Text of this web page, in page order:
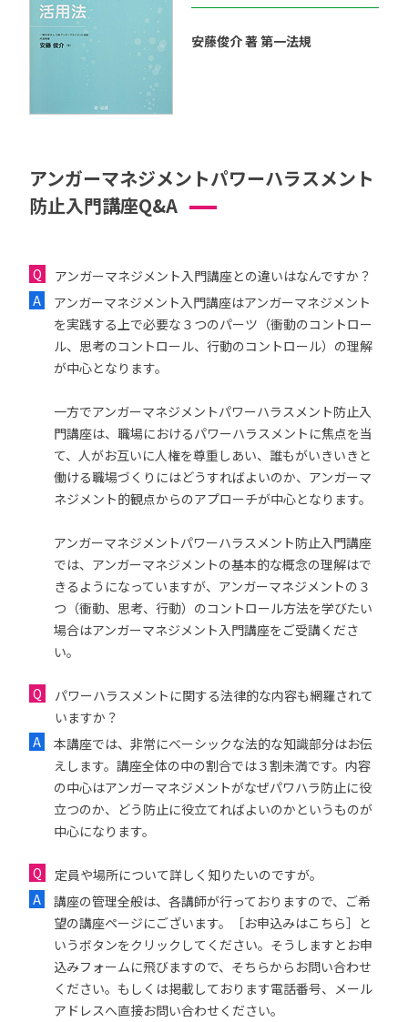
安藤俊介 著 第一法規
アンガーマネジメントパワーハラスメント
防止入門講座Q&A
アンガーマネジメント入門講座との違いはなんですか？
アンガーマネジメント入門講座はアンガーマネジメント
を実践する上で必要な３つのパーツ（衝動のコントロー
ル、思考のコントロール、行動のコントロール）の理解
が中心となります。
一方でアンガーマネジメントパワーハラスメント防止入
門講座は、職場におけるパワーハラスメントに焦点を当
て、人がお互いに人権を尊重しあい、誰もがいきいきと
働ける職場づくりにはどうすればよいのか、アンガーマ
ネジメント的観点からのアプローチが中心となります。
アンガーマネジメントパワーハラスメント防止入門講座
では、アンガーマネジメントの基本的な概念の理解はで
きるようになっていますが、アンガーマネジメントの３
つ（衝動、思考、行動）のコントロール方法を学びたい
場合はアンガーマネジメント入門講座をご受講くださ
い。
パワーハラスメントに関する法律的な内容も網羅されて
いますか？
本講座では、非常にベーシックな法的な知識部分はお伝
えします。講座全体の中の割合では３割未満です。内容
の中心はアンガーマネジメントがなぜパワハラ防止に役
立つのか、どう防止に役立てればよいのかというものが
中心になります。
定員や場所について詳しく知りたいのですが。
講座の管理全般は、各講師が行っておりますので、ご希
望の講座ページにございます。［お申込みはこちら］と
いうボタンをクリックしてください。そうしますとお申
込みフォームに飛びますので、そちらからお問い合わせ
ください。もしくは掲載しております電話番号、メール
アドレスへ直接お問い合わせください。